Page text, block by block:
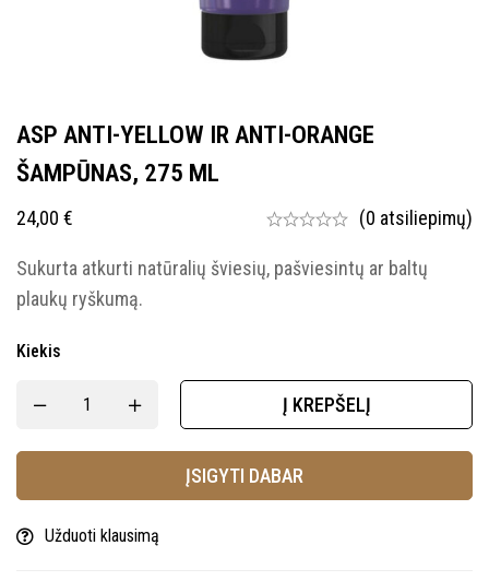
ASP ANTI-YELLOW IR ANTI-ORANGE
ŠAMPŪNAS, 275 ML
24,00 € (0 atsiliepimų)
Sukurta atkurti natūralių šviesių, pašviesintų ar baltų
plaukų ryškumą.
Kiekis
Į KREPŠELĮ
ĮSIGYTI DABAR
Užduoti klausimą